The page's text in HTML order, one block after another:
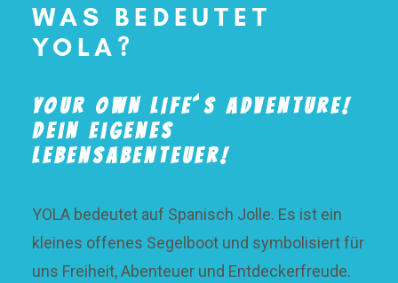
WAS BEDEUTET
YOLA?
YOUR OWNLIFE´S ADVENTURE!
Dein eigenes
Lebensabenteuer!
YOLA bedeutet auf Spanisch Jolle. Es ist ein
kleines offenes Segelboot und symbolisiert für
uns Freiheit, Abenteuer und Entdeckerfreude.